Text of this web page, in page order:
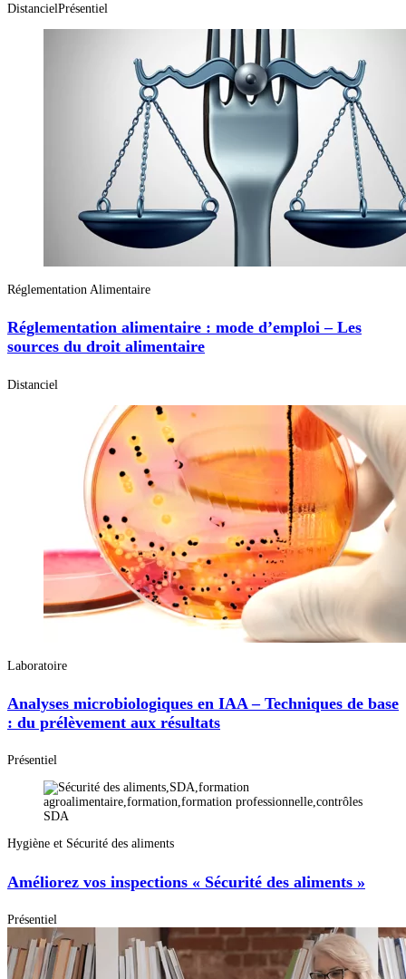
DistancielPrésentiel
Réglementation Alimentaire
Réglementation alimentaire : mode d’emploi – Les
sources du droit alimentaire
Distanciel
Laboratoire
Analyses microbiologiques en IAA – Techniques de base
: du prélèvement aux résultats
Présentiel
Hygiène et Sécurité des aliments
Améliorez vos inspections « Sécurité des aliments »
Présentiel